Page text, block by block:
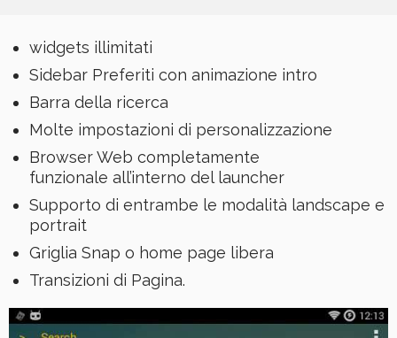
widgets illimitati
Sidebar Preferiti con animazione intro
Barra della ricerca
Molte impostazioni di personalizzazione
Browser Web completamente
funzionale all’interno del launcher
Supporto di entrambe le modalità landscape e
portrait
Griglia Snap o home page libera
Transizioni di Pagina.